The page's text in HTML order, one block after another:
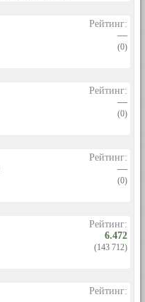
Рейтинг:
—
(0)
Рейтинг:
—
(0)
Рейтинг:
—
(0)
Рейтинг:
6.472
(143 712)
Рейтинг: